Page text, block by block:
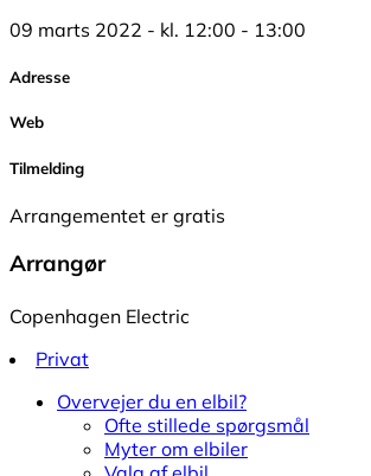
09 marts 2022 - kl. 12:00 - 13:00
Adresse
Web
Tilmelding
Arrangementet er gratis
Arrangør
Copenhagen Electric
Privat
Overvejer du en elbil?
Ofte stillede spørgsmål
Myter om elbiler